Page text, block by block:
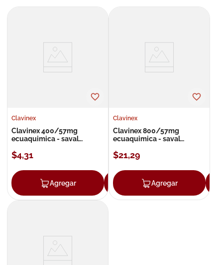
Clavinex
Clavinex 400/57mg
ecuaquimica - saval
$4,31
Agregar Agregar
Clavinex
Clavinex 800/57mg
ecuaquimica - saval
$21,29
Agregar
roche posay